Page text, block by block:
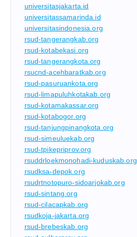
universitasjakarta.id
universitassamarinda.id
universitasindonesia.org
rsud-tangerangkab.org
rsud-kotabekasi.org
rsud-tangerangkota.org
rsucnd-acehbaratkab.org
rsud-pasuruankota.org
rsud-limapuluhkotakab.org
rsud-kotamakassar.org
rsud-kotabogor.org
rsud-tanjungpinangkota.org
rsud-simeuluekab.org
rsud-tpikepriprov.org
rsuddrloekmonohadi-kuduskab.org
rsudksa-depok.org
rsudrtnotopuro-sidoarjokab.org
rsud-sintang.org
rsud-cilacapkab.org
rsudkoja-jakarta.org
rsud-brebeskab.org